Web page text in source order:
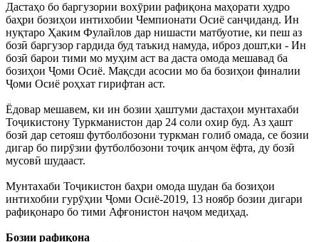
Дастаҳо бо баргузории вохӯрии рафиқона маҳорати худро
баҳри бозиҳои интихобии Чемпионати Осиё санҷиданд. Ин
нуқтаро Ҳаким Фулайлов дар нишасти матбуотие, ки пеш аз
бозӣ баргузор гардида буд таъкид намуда, иброз дошт,ки - Ин
бозӣ барои тими мо муҳим аст ва даста омода мешавад ба
бозиҳои Ҷоми Осиё. Мақсди асосии мо ба бозиҳои финалии
Ҷоми Осиё роҳхат гирифтан аст.
Ёдовар мешавем, ки ин бозии ҳаштуми дастаҳои мунтахаби
Тоҷикистону Туркманистон дар 24 соли охир буд. Аз ҳашт
бозӣ дар сетояш футболбозони туркман голиб омада, се бозии
дигар бо пирӯзии футболбозони тоҷик анҷом ёфта, ду бозӣ
мусовӣ шудааст.
Мунтахаби Тоҷикистон баҳри омода шудан ба бозиҳои
интихобии гурӯҳии Ҷоми Осиё-2019, 13 ноябр бозии дигари
рафиқонаро бо тими Афғонистон наҷом медиҳад.
Бозии рафиқона